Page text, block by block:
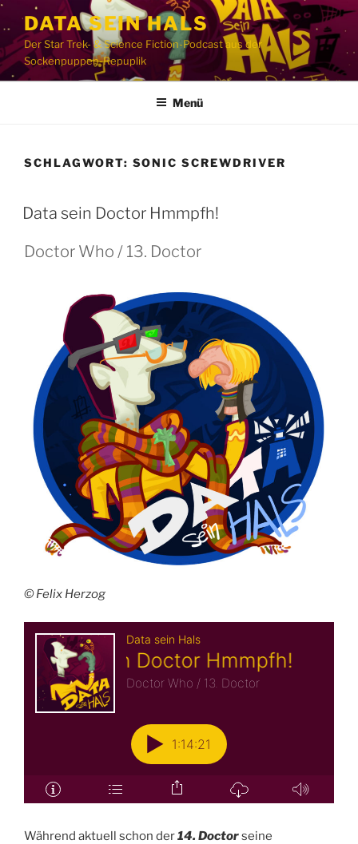
Zum
Inhalt
springen
DATA SEIN HALS
Der Star Trek- & Science Fiction-Podcast aus der
Sockenpuppen-Repuplik
Menü
SCHLAGWORT: SONIC SCREWDRIVER
Data sein Doctor Hmmpfh!
Doctor Who / 13. Doctor
© Felix Herzog
Während aktuell schon der14. Doctorseine